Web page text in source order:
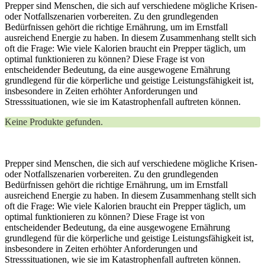
Prepper sind Menschen, die sich auf verschiedene mögliche Krisen-
oder Notfallszenarien vorbereiten. Zu den grundlegenden
Bedürfnissen gehört die richtige Ernährung, um im Ernstfall
ausreichend Energie zu haben. In diesem Zusammenhang stellt sich
oft die Frage: Wie viele Kalorien braucht ein Prepper täglich, um
optimal funktionieren zu können? Diese Frage ist von
entscheidender Bedeutung, da eine ausgewogene Ernährung
grundlegend für die körperliche und geistige Leistungsfähigkeit ist,
insbesondere in Zeiten erhöhter Anforderungen und
Stresssituationen, wie sie im Katastrophenfall auftreten können.
Keine Produkte gefunden.
Prepper sind Menschen, die sich auf verschiedene mögliche Krisen-
oder Notfallszenarien vorbereiten. Zu den grundlegenden
Bedürfnissen gehört die richtige Ernährung, um im Ernstfall
ausreichend Energie zu haben. In diesem Zusammenhang stellt sich
oft die Frage: Wie viele Kalorien braucht ein Prepper täglich, um
optimal funktionieren zu können? Diese Frage ist von
entscheidender Bedeutung, da eine ausgewogene Ernährung
grundlegend für die körperliche und geistige Leistungsfähigkeit ist,
insbesondere in Zeiten erhöhter Anforderungen und
Stresssituationen, wie sie im Katastrophenfall auftreten können.